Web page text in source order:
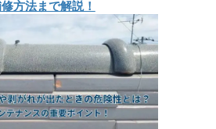
方法まで解説！